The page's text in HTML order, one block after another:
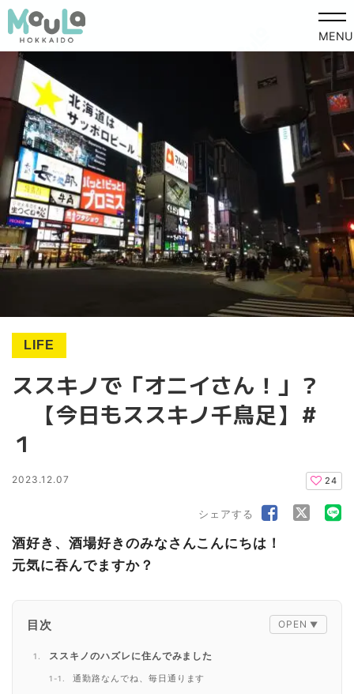
MENU
LIFE
ススキノで「オニイさん！」？
【今日もススキノ千鳥足】＃
１
2023.12.07 24
シェアする
酒好き、酒場好きのみなさんこんにちは！
元気に吞んでますか？
目次
ススキノのハズレに住んでみました
通勤路なんでね、毎日通ります